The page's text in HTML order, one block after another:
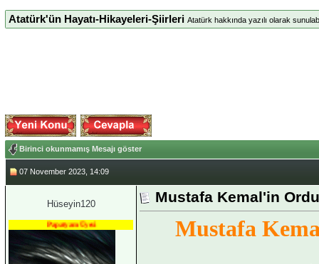
Atatürk'ün Hayatı-Hikayeleri-Şiirleri Atatürk hakkında yazılı olarak
Birinci okunmamış Mesajı göster
07 November 2023, 14:09
Hüseyin120
Papatyam Üyesi
Mustafa Kemal'in
Mustafa